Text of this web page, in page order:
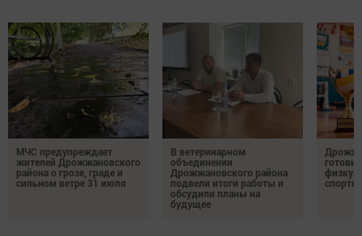
МЧС предупреждает
жителей Дрожжановского
района о грозе, граде и
сильном ветре 31 июля
В ветеринарном
объединении
Дрожжановского района
подвели итоги работы и
обсудили планы на
будущее